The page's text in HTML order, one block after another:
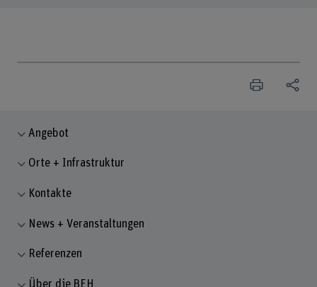
Angebot
Orte + Infrastruktur
Kontakte
News + Veranstaltungen
Referenzen
Über die BFH